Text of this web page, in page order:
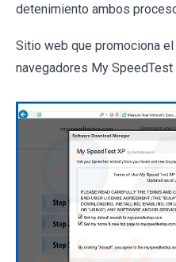
detenimiento ambos
Sitio web que promociona
navegadores My SpeedTest